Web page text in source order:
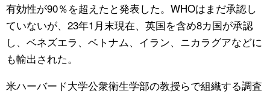
有効性が90％を超えたと発表した。WHOはまだ承認し
ていないが、23年1月末現在、英国を含め8カ国が承認
し、ベネズエラ、ベトナム、イラン、ニカラグアなどに
も輸出された。
米ハーバード大学公衆衛生学部の教授らで組織する調査